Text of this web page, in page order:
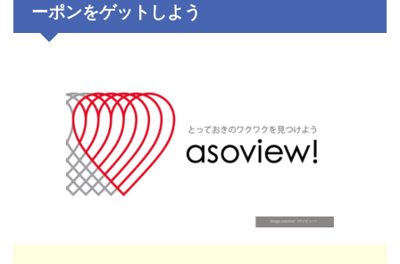
ーポンをゲットしよう